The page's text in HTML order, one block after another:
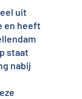
uit
en heeft
staat
nabij